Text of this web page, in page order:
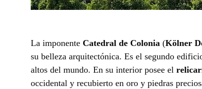
La imponente Catedral de Colonia (Kölner
su belleza arquitectónica. Es el segundo
altos del mundo. En su interior posee el
occidental y recubierto en oro y piedras